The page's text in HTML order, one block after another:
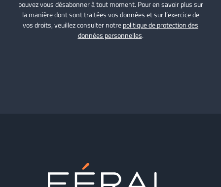
pouvez vous désabonner à tout moment. Pour en savoir plus sur
la manière dont sont traitées vos données et sur l’exercice de
vos droits, veuillez consulter notrepolitique de protection des
données personnelles.